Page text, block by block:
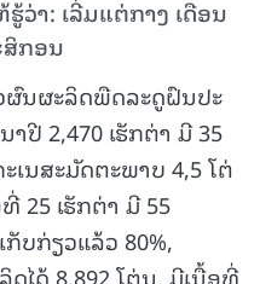
ວ່າ: ເລີ່ມແຕ່ກາງ ເດືອນ
ສິກອນ
ຜົນຜະລິດພືດລະດູຝົນປະ
ປີ 2,470 ເຮັກຕ່າ ມີ 35
ເນສະມັດຕະພາບ 4,5 ໂຕ່
25 ເຮັກຕ່າ ມີ 55
ບກ່ຽວແລ້ວ 80%,
ດໄດ້ 8,892 ໂຕ່ນ, ມີເນື້ອທີ່